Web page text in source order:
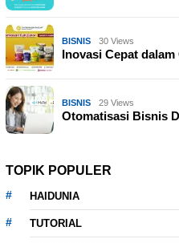
BISNIS 30 Views
Inovasi Cepat
BISNIS 29 Views
Otomatisasi Bisnis
TOPIK POPULER
HAIDUNIA
TUTORIAL